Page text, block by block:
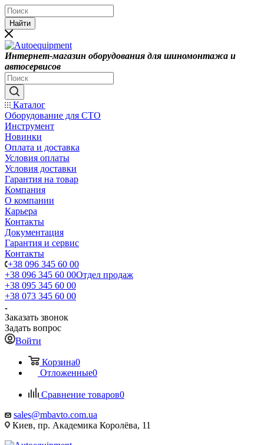
Найти
Интернет-магазин оборудования для шиномонтажа и
автосервисов
Каталог
Оборудование для СТО
Инструмент
Новинки
Оплата и доставка
Условия оплаты
Условия доставки
Гарантия на товар
Компания
О компании
Карьера
Контакты
Документация
Гарантия и сервис
Контакты
+38 096 345 60 00
+38 096 345 60 00Отдел продаж
+38 095 345 60 00
+38 073 345 60 00
Заказать звонок
Задать вопрос
Войти
Корзина0
Отложенные0
Сравнение товаров0
sales@mbavto.com.ua
Киев, пр. Академика Королёва, 11